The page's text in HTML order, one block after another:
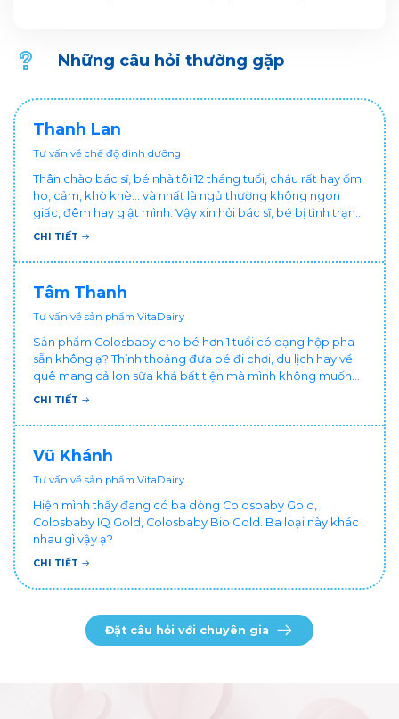
Những câu hỏi thường gặp
Thanh Lan
Tư vấn về chế độ dinh dưỡng
Thân chào bác sĩ, bé nhà tôi 12 tháng tuổi, cháu rất hay ốm
ho, cảm, khò khè... và nhất là ngủ thường không ngon
giấc, đêm hay giật mình. Vậy xin hỏi bác sĩ, bé bị tình trạng
vậy nên làm sao để con khỏe mạnh và ngủ ngon giấc hơn
chăm cháu hay ốm ạ?. Cảm ơn bác sĩ.
CHI TIẾT
Tâm Thanh
Tư vấn về sản phẩm VitaDairy
Sản phẩm Colosbaby cho bé hơn 1 tuổi có dạng hộp pha
sẵn không ạ? Thỉnh thoảng đưa bé đi chơi, du lịch hay về
quê mang cả lon sữa khá bất tiện mà mình không muốn
đổi cho bé dùng sữa tươi hộp khác sợ bé nạ sữa ảnh
CHI TIẾT
Vũ Khánh
Tư vấn về sản phẩm VitaDairy
Hiện mình thấy đang có ba dòng Colosbaby Gold,
Colosbaby IQ Gold, Colosbaby Bio Gold. Ba loại này khác
nhau gì vậy ạ?
CHI TIẾT
Đặt câu hỏi với chuyên gia